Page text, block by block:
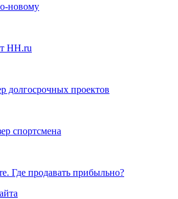
новому
HH.ru
долгосрочных проектов
спортсмена
Где продавать прибыльно?